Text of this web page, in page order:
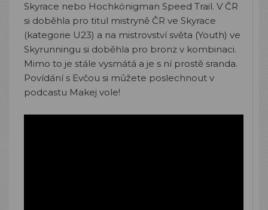
Skyrace nebo Hochkönigman Speed Trail. V ČR
si doběhla pro titul mistryně ČR ve Skyrace
(kategorie U23) a na mistrovství světa (Youth) ve
Skyrunningu si doběhla pro bronz v kombinaci.
Mimo to je stále vysmátá a je s ní prostě sranda.
Povídání s Evčou si můžete poslechnout v
podcastu Makej vole!